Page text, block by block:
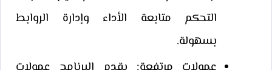
التحكم متابعة الأداء وإدارة الروابط
بسهولة.